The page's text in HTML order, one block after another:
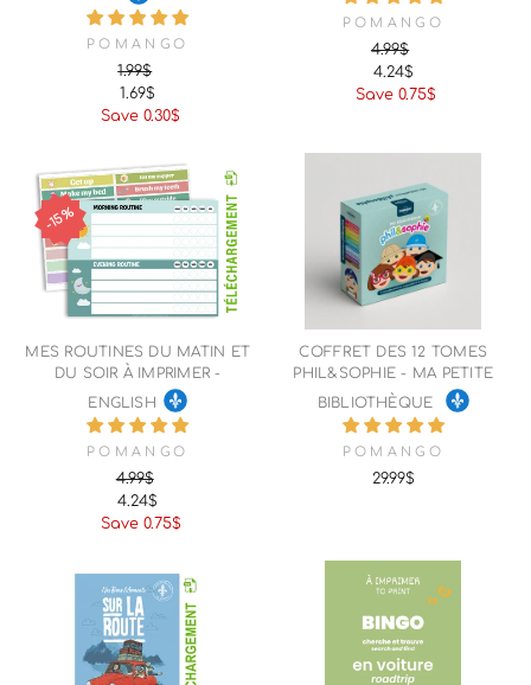
POMANGO
Regular
price
1.99$
Sale
price
1.69$
Save 0.30$
POMANGO
Regular
price
4.99$
Sale
price
4.24$
Save 0.75$
15%
MES ROUTINES DU MATIN ET
DU SOIR À IMPRIMER -
ENGLISH
POMANGO
Regular
price
4.99$
Sale
price
4.24$
Save 0.75$
COFFRET DES 12 TOMES
PHIL&SOPHIE - MA PETITE
BIBLIOTHÈQUE
POMANGO
29.99$